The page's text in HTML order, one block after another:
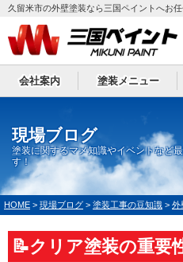
久留米市の外壁塗装なら三国ペイントへお
会社案内 塗装メニュー
現場ブログ
塗装に関するマメ知識やイベントなど
す！
HOME > 現場ブログ > 塗装工事の豆知識 > 外
📝クリア塗装の重要